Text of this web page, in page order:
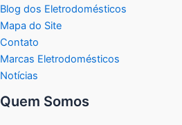
Blog dos Eletrodomésticos
Mapa do Site
Contato
Marcas Eletrodomésticos
Notícias
Quem Somos